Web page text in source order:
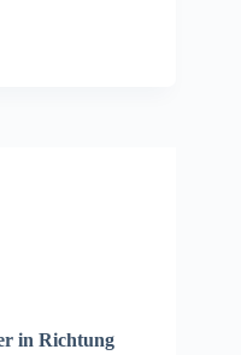
in Richtung